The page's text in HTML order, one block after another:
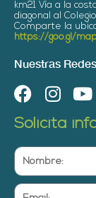
km21 Vía a la
diagonal al
Comparte la
https://goo.gl/
Nuestras
F
c
e
b
o
I
s
t
a
g
Y
u
t
b
Solicita
Nombre:
Email: